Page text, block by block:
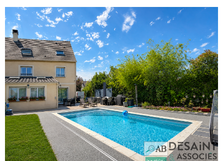
VOIR LE BIEN